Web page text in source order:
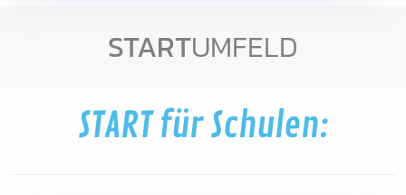
STARTUMFELD
START für Schulen: